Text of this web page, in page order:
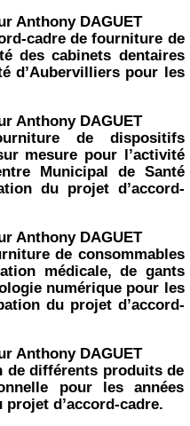
Anthony DAGUET
cadre de fourniture de
des cabinets dentaires
d’Aubervilliers pour les
Anthony DAGUET
de dispositifs
mesure pour l’activité
Municipal de Santé
du projet d’accord-
Anthony DAGUET
de consommables
médicale, de gants
numérique pour les
du projet d’accord-
Anthony DAGUET
de différents produits de
pour les années
projet d’accord-cadre.